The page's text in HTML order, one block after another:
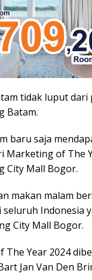
tidak luput
Batam.
baru saja
of The
City Mall Bogor.
makan malam
Indonesia
City Mall Bogor.
Year 2024
Jan Van Den